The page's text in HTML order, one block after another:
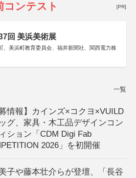
コンテスト [PR]
回 美浜美術展
、美浜町教育委員会、福井新聞社、関西電力株
一覧
募情報】カインズ×コクヨ×VUILD
グ、家具・木工品デザインコン
ション「CDM Digi Fab
2026」を初開催
子や藤本壮介らが登壇、「長谷